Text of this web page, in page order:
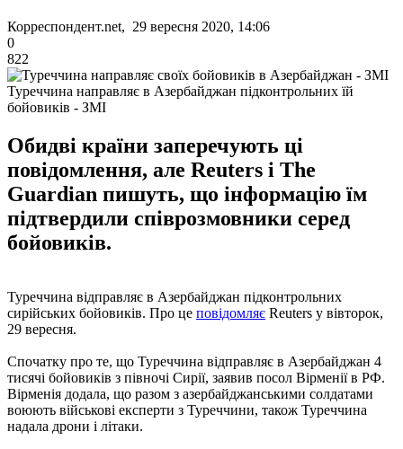
Корреспондент.net, 29 вересня 2020, 14:06
0
822
Туреччина направляє в Азербайджан підконтрольних їй
бойовиків - ЗМІ
Обидві країни заперечують ці
повідомлення, але Reuters і The
Guardian пишуть, що інформацію їм
підтвердили співрозмовники серед
бойовиків.
Туреччина відправляє в Азербайджан підконтрольних
сирійських бойовиків. Про це повідомляє Reuters у вівторок,
29 вересня.
Спочатку про те, що Туреччина відправляє в Азербайджан 4
тисячі бойовиків з півночі Сирії, заявив посол Вірменії в РФ.
Вірменія додала, що разом з азербайджанськими солдатами
воюють військові експерти з Туреччини, також Туреччина
надала дрони і літаки.